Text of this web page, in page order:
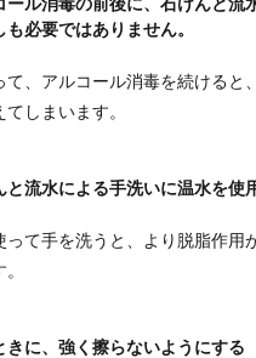
も必要ではありません。
て、アルコール消毒を続けると
しまいます。
と流水による手洗いに温水を使
って手を洗うと、より脱脂作用
きに、強く擦らないようにする